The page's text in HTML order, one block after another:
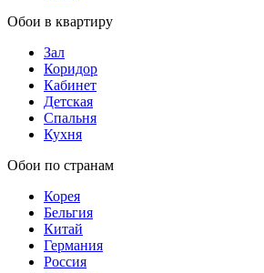
Обои в квартиру
Зал
Коридор
Кабинет
Детская
Спальня
Кухня
Обои по странам
Корея
Бельгия
Китай
Германия
Россия